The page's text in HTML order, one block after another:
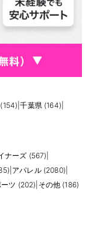
|千葉県 (164)
ナーズ (567)
アパレル (2080)
ーツ (202) その他 (186)